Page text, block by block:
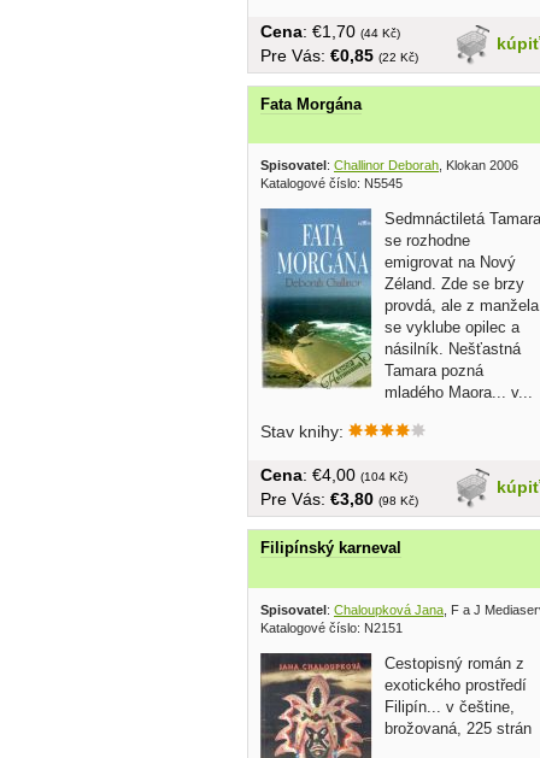
kúpiť
Cena: €1,70 (44 Kč)
Pre Vás: €0,85 (22 Kč)
Fata Morgána
Spisovatel : Challinor Deborah , Klokan 2006
Katalogové číslo: N5545
Sedmnáctiletá Tamara
se rozhodne
emigrovat na Nový
Zéland. Zde se brzy
provdá, ale z manžela
se vyklube opilec a
násilník. Nešťastná
Tamara pozná
mladého Maora... v...
Stav knihy:
kúpiť
Cena: €4,00 (104 Kč)
Pre Vás: €3,80 (98 Kč)
Filipínský karneval
Spisovatel: Chaloupková Jana , F a J
Katalogové číslo: N2151
Cestopisný román z
exotického prostředí
Filipín... v češtine,
brožovaná, 225 strán